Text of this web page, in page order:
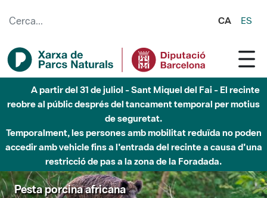
CA ES
A partir del 31 de juliol - Sant Miquel del Fai - El recinte
reobre al públic després del tancament temporal per motius
de seguretat.
Temporalment, les persones amb mobilitat reduïda no poden
accedir amb vehicle fins a l'entrada del recinte a causa d'una
restricció de pas a la zona de la Foradada.
Pesta porcina africana